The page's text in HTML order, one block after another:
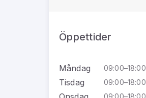
Öppettider
Måndag 09:00–18:00
Tisdag 09:00–18:00